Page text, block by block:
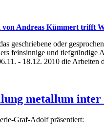
von Andreas Kümmert trifft
geschriebene oder
feinsinnige und
- 18.12. 2010 die Arbeiten
metallum inter
Graf-Adolf präsentiert: